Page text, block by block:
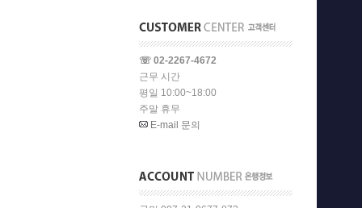
☏ 02-2267-4672
근무 시간
평일 10:00~18:00
주말 휴무
E-mail 문의